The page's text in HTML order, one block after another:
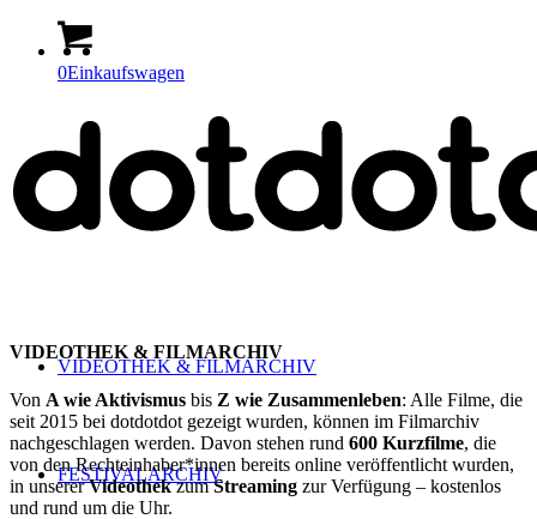
0Einkaufswagen
VIDEOTHEK & FILMARCHIV
FESTIVALARCHIV
VIDEOTHEK & FILMARCHIV
Von A wie Aktivismus bis Z wie Zusammenleben: Alle Filme, die
seit 2015 bei dotdotdot gezeigt wurden, können im Filmarchiv
nachgeschlagen werden. Davon stehen rund 600 Kurzfilme, die
von den Rechteinhaber*innen bereits online veröffentlicht wurden,
in unsererVideothekzumStreaming zur Verfügung – kostenlos
und rund um die Uhr.